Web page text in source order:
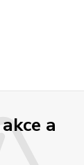
a